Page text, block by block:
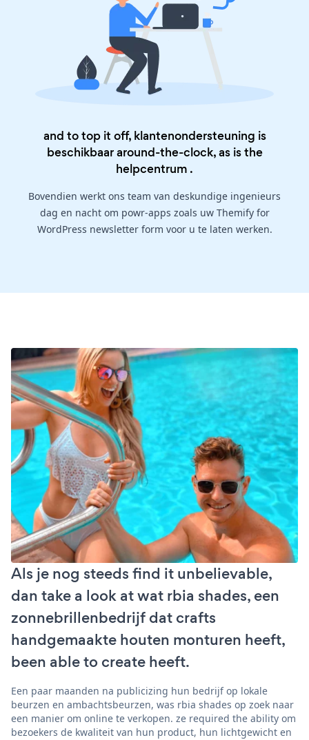
and to top it off, klantenondersteuning is
beschikbaar around-the-clock, as is the
helpcentrum .
Bovendien werkt ons team van deskundige ingenieurs
dag en nacht om powr-apps zoals uw Themify for
WordPress newsletter form voor u te laten werken.
Als je nog steeds find it unbelievable,
dan take a look at wat rbia shades, een
zonnebrillenbedrijf dat crafts
handgemaakte houten monturen heeft,
been able to create heeft.
Een paar maanden na publicizing hun bedrijf op lokale
beurzen en ambachtsbeurzen, was rbia shades op zoek naar
een manier om online te verkopen. ze required the ability om
bezoekers de kwaliteit van hun product, hun lichtgewicht en